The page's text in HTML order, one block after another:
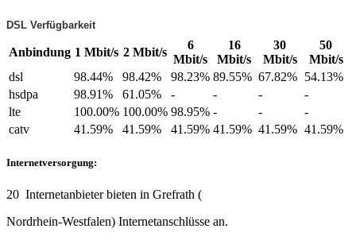
DSL Verfügbarkeit
Anbindung 1 Mbit/s 2 Mbit/s
6
Mbit/s
16
Mbit/s
30
Mbit/s
50
Mbit/s
dsl
98.44% 98.42% 98.23% 89.55% 67.82% 54.13%
hsdpa
98.91% 61.05% - - -
-
lte
100.00% 100.00% 98.95% - -
-
catv
41.59% 41.59% 41.59% 41.59% 41.59% 41.59%
Internetversorgung:
20 Internetanbieter bieten in Grefrath (
Nordrhein-Westfalen) Internetanschlüsse an.